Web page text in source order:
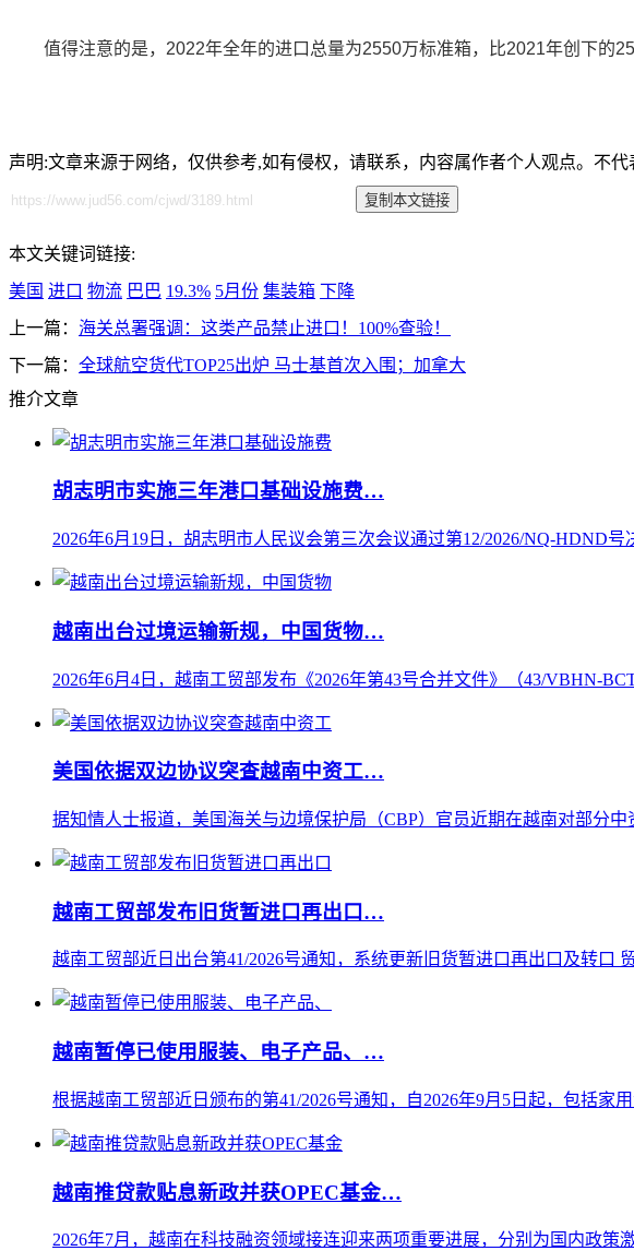
值得注意的是，2022年全年的进口总量为2550万标准箱，比2021年创下的
声明:文章来源于网络，仅供参考,如有侵权，请联系，内容属作者个人观点。不
本文关键词链接:
美国 进口 物流 巴巴 19.3% 5月份 集装箱 下降
上一篇： 海关总署强调：这类产品禁止进口！100%查验！
下一篇： 全球航空货代TOP25出炉 马士基首次入围；加拿大
推介文章
胡志明市实施三年港口基础设施费…
2026年6月19日，胡志明市人民议会第三次会议通过第12/2026/NQ-HDND
越南出台过境运输新规，中国货物…
2026年6月4日，越南工贸部发布《2026年第43号合并文件》（43/VBHN-
美国依据双边协议突查越南中资工…
据知情人士报道，美国海关与边境保护局（CBP）官员近期在越南对部分
越南工贸部发布旧货暂进口再出口…
越南工贸部近日出台第41/2026号通知，系统更新旧货暂进口再出口及转口
越南暂停已使用服装、电子产品、…
根据越南工贸部近日颁布的第41/2026号通知，自2026年9月5日起，包括家
越南推贷款贴息新政并获OPEC基金…
2026年7月，越南在科技融资领域接连迎来两项重要进展，分别为国内政策